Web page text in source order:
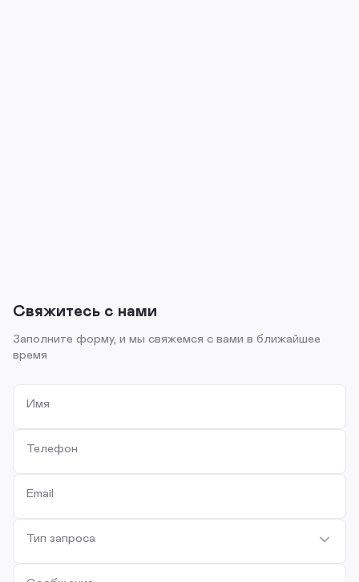
Свяжитесь с нами
Заполните форму, и мы свяжемся с вами в ближайшее
время
Имя
Телефон
Email
Тип запроса